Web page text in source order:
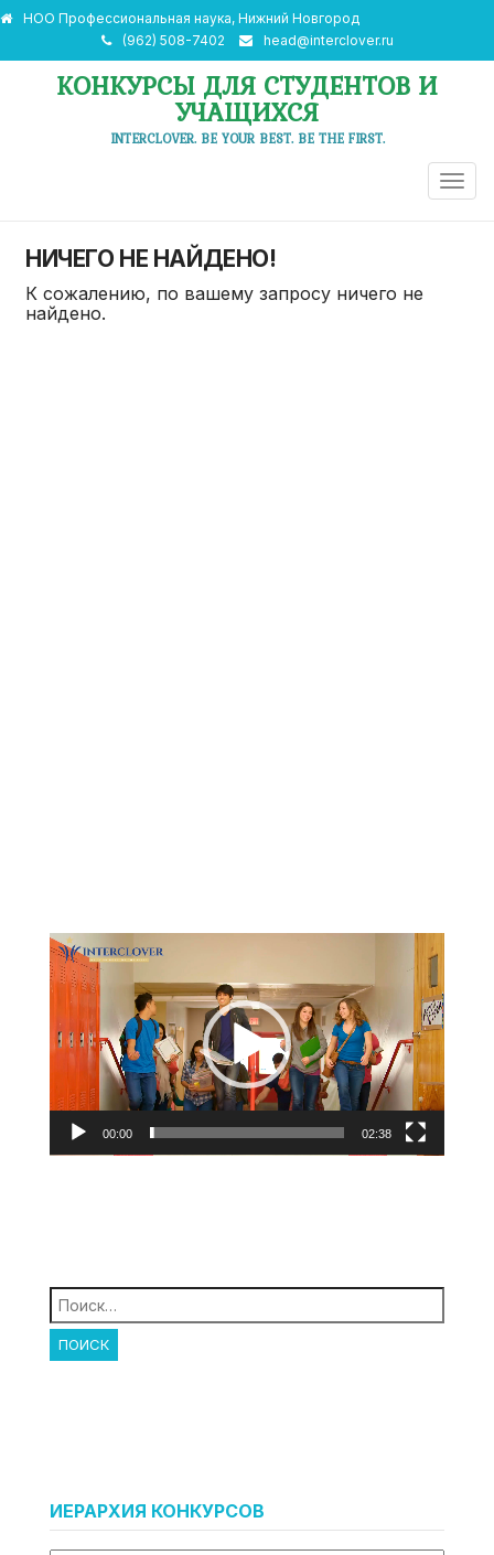
НОО Профессиональная наука, Нижний Новгород
(962) 508-7402
head@interclover.ru
КОНКУРСЫ ДЛЯ СТУДЕНТОВ И
УЧАЩИХСЯ
INTERCLOVER. BE YOUR BEST. BE THE FIRST.
НИЧЕГО НЕ НАЙДЕНО!
К сожалению, по вашему запросу ничего не
найдено.
Видеоплеер
00:00 02:38
Найти:
ИЕРАРХИЯ КОНКУРСОВ